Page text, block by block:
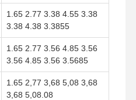
1.65 2.77 3.38 4.55 3.38
3.38 4.38 3.3855
1.65 2.77 3.56 4.85 3.56
3.56 4.85 3.56 3.5685
1.65 2,77 3,68 5,08 3,68
3,68 5,08.08